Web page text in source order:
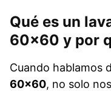
Qué es un
60×60 y por
Cuando hablamos
60×60, no solo